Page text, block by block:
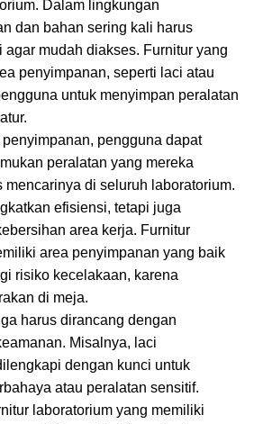
Dalam lingkungan
dan bahan sering kali harus
mudah diakses. Furnitur yang
penyimpanan, seperti laci atau
untuk menyimpan peralatan
pengguna dapat
peralatan yang mereka
mencarinya di seluruh laboratorium.
efisiensi, tetapi juga
area kerja. Furnitur
area penyimpanan yang baik
risiko kecelakaan, karena
di meja.
harus dirancang dengan
Misalnya, laci
dengan kunci untuk
atau peralatan sensitif.
laboratorium yang memiliki